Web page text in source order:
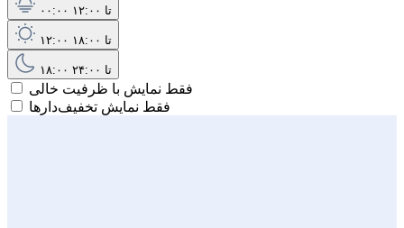
۰۰:۰۰ تا ۱۲:۰۰
۱۲:۰۰ تا ۱۸:۰۰
۱۸:۰۰ تا ۲۴:۰۰
فقط نمایش با ظرفیت خالی
فقط نمایش تخفیف‌دارها